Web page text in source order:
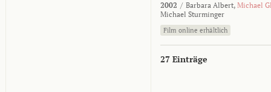
2002 / Barbara Albert, Michael
Michael Sturminger
Film online erhältlich
27 Einträge